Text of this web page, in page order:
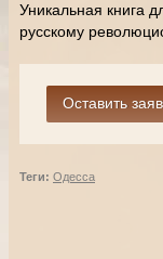
Уникальная книга
русскому
Теги: Одесса